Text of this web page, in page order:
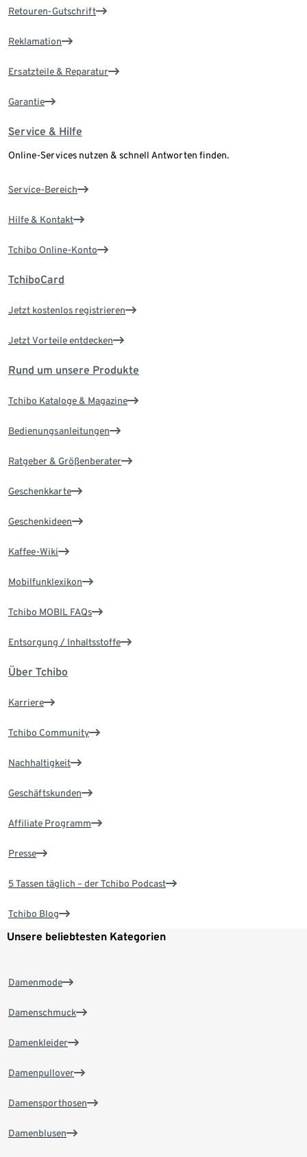
Retouren-Gutschrift
Reklamation
Ersatzteile & Reparatur
Garantie
Service & Hilfe
Online-Services nutzen & schnell Antworten finden.
Service-Bereich
Hilfe & Kontakt
Tchibo Online-Konto
TchiboCard
Jetzt kostenlos registrieren
Jetzt Vorteile entdecken
Rund um unsere Produkte
Tchibo Kataloge & Magazine
Bedienungsanleitungen
Ratgeber & Größenberater
Geschenkkarte
Geschenkideen
Kaffee-Wiki
Mobilfunklexikon
Tchibo MOBIL FAQs
Entsorgung / Inhaltsstoffe
Über Tchibo
Karriere
Tchibo Community
Nachhaltigkeit
Geschäftskunden
Affiliate Programm
Presse
5 Tassen täglich – der Tchibo Podcast
Tchibo Blog
Unsere beliebtesten Kategorien
Damenmode
Damenschmuck
Damenkleider
Damenpullover
Damensporthosen
Damenblusen